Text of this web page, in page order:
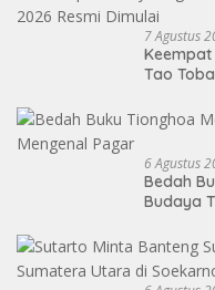
7 Agustus
Keempat
Tao
6 Agustus
Bedah
Budaya